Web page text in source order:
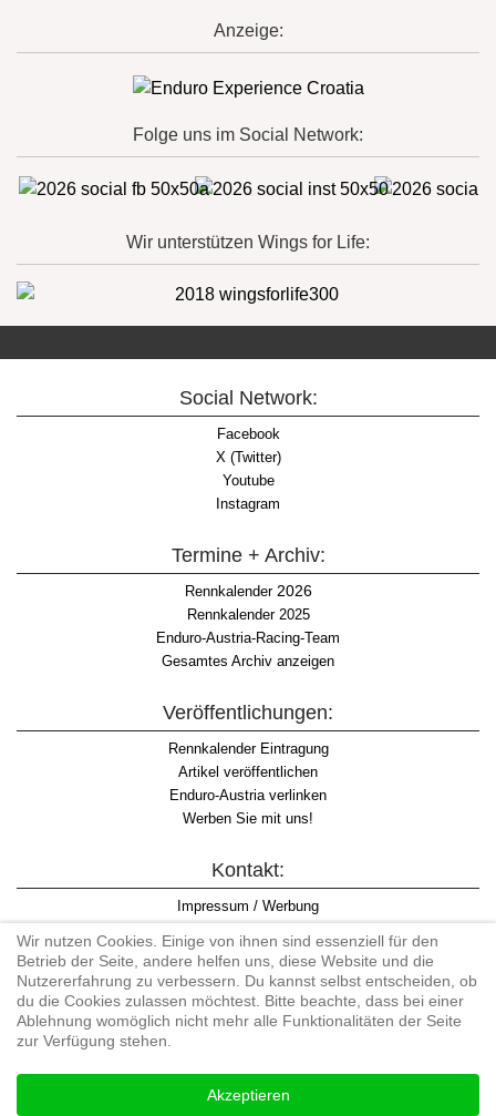
Anzeige:
Folge uns im Social Network:
Wir unterstützen Wings for Life:
Social Network:
Facebook
X (Twitter)
Youtube
Instagram
Termine + Archiv:
Rennkalender2026
Rennkalender 2025
Enduro-Austria-Racing-Team
Gesamtes Archiv anzeigen
Veröffentlichungen:
Rennkalender Eintragung
Artikel veröffentlichen
Enduro-Austria verlinken
Werben Sie mit uns!
Kontakt:
Impressum / Werbung
Informationspflicht WKO
AGB
#enduroaustria, #wirlebenenduro #enduroaustriaracingteam
Wir nutzen Cookies. Einige von ihnen sind essenziell für den
Betrieb der Seite, andere helfen uns, diese Website und die
Nutzererfahrung zu verbessern. Du kannst selbst entscheiden, ob
du die Cookies zulassen möchtest. Bitte beachte, dass bei einer
Ablehnung womöglich nicht mehr alle Funktionalitäten der Seite
zur Verfügung stehen.
Akzeptieren